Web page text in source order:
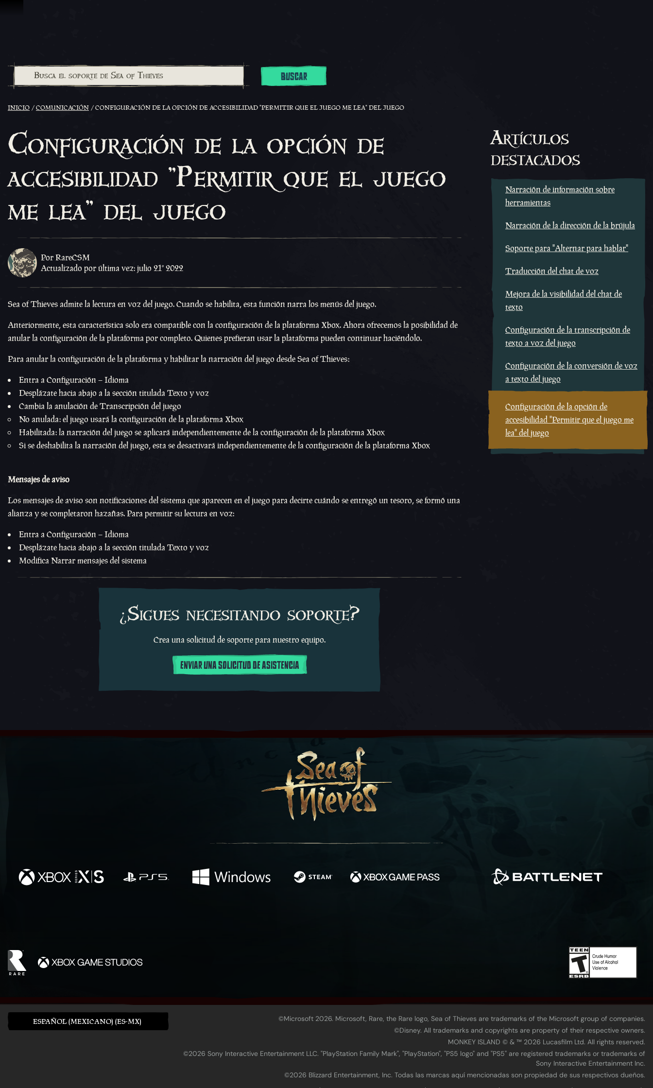
BUSCAR
INICIO COMUNICACIÓN CONFIGURACIÓN DE LA OPCIÓN DE ACCESIBILIDAD "PERMITIR QUE EL JUEGO ME LEA" DEL JUEGO
Configuración de la opción de
accesibilidad "Permitir que el juego
me lea" del juego
Por RareCSM
Actualizado por última vez: julio 21º 2022
Sea of Thieves admite la lectura en voz del juego. Cuando se habilita, esta función narra los menús del juego.
Anteriormente, esta característica solo era compatible con la configuración de la plataforma Xbox. Ahora ofrecemos la posibilidad de
anular la configuración de la plataforma por completo. Quienes prefieran usar la plataforma pueden continuar haciéndolo.
Para anular la configuración de la plataforma y habilitar la narración del juego desde Sea of Thieves:
Entra a Configuración – Idioma
Desplázate hacia abajo a la sección titulada Texto y voz
Cambia la anulación de Transcripción del juego
No anulada: el juego usará la configuración de la plataforma Xbox
Habilitada: la narración del juego se aplicará independientemente de la configuración de la plataforma Xbox
Si se deshabilita la narración del juego, esta se desactivará independientemente de la configuración de la plataforma Xbox
Mensajes de aviso
Los mensajes de aviso son notificaciones del sistema que aparecen en el juego para decirte cuándo se entregó un tesoro, se formó una
alianza y se completaron hazañas. Para permitir su lectura en voz:
Entra a Configuración – Idioma
Desplázate hacia abajo a la sección titulada Texto y voz
Modifica Narrar mensajes del sistema
¿Sigues necesitando soporte?
Crea una solicitud de soporte para nuestro equipo.
ENVIAR UNA SOLICITUD DE ASISTENCIA
Artículos
destacados
Narración de información sobre
herramientas
Narración de la dirección de la brújula
Soporte para "Alternar para hablar"
Traducción del chat de voz
Mejora de la visibilidad del chat de
texto
Configuración de la transcripción de
texto a voz del juego
Configuración de la conversión de voz
a texto del juego
Configuración de la opción de
accesibilidad "Permitir que el juego me
lea" del juego
ESPAÑOL (MEXICANO) (ES-MX)
©Microsoft 2026. Microsoft, Rare, the Rare logo, Sea of Thieves are trademarks of the Microsoft group of companies.
©Disney. All trademarks and copyrights are property of their respective owners.
MONKEY ISLAND © & ™ 20‍26 Lucasfilm Ltd. All rights reserved.
©2026 Sony Interactive Entertainment LLC. "PlayStation Family Mark", "PlayStation", "PS5 logo" and "PS5" are registered trademarks or trademarks of
Sony Interactive Entertainment Inc.
©2026 Blizzard Entertainment, Inc. Todas las marcas aquí mencionadas son propiedad de sus respectivos dueños.